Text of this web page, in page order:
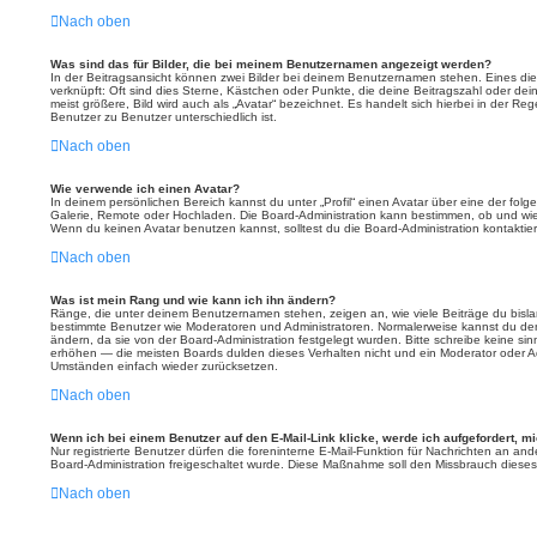
Nach oben
Was sind das für Bilder, die bei meinem Benutzernamen angezeigt werden?
In der Beitragsansicht können zwei Bilder bei deinem Benutzernamen stehen. Eines
verknüpft: Oft sind dies Sterne, Kästchen oder Punkte, die deine Beitragszahl oder
meist größere, Bild wird auch als „Avatar“ bezeichnet. Es handelt sich hierbei in der
Benutzer zu Benutzer unterschiedlich ist.
Nach oben
Wie verwende ich einen Avatar?
In deinem persönlichen Bereich kannst du unter „Profil“ einen Avatar über eine der
Galerie, Remote oder Hochladen. Die Board-Administration kann bestimmen, ob und
Wenn du keinen Avatar benutzen kannst, solltest du die Board-Administration
Nach oben
Was ist mein Rang und wie kann ich ihn ändern?
Ränge, die unter deinem Benutzernamen stehen, zeigen an, wie viele Beiträge du
bestimmte Benutzer wie Moderatoren und Administratoren. Normalerweise kannst du
ändern, da sie von der Board-Administration festgelegt wurden. Bitte schreibe keine
erhöhen — die meisten Boards dulden dieses Verhalten nicht und ein Moderator oder
Umständen einfach wieder zurücksetzen.
Nach oben
Wenn ich bei einem Benutzer auf den E-Mail-Link klicke, werde ich aufgefordert,
Nur registrierte Benutzer dürfen die foreninterne E-Mail-Funktion für Nachrichten an
Board-Administration freigeschaltet wurde. Diese Maßnahme soll den Missbrauch
Nach oben